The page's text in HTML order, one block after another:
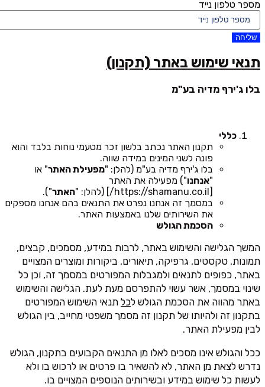
מספר טלפון נייד
שליחה
תנאי שימוש באתר (תקנון)
בלו ג'ירף מדיה בע"מ
כללי
תקנון האתר נכתב בלשון זכר מטעמי נוחות בלבד והוא
פונה לשני המינים במידה שווה.
בלו ג'ירף מדיה בע"מ (להלן: "מפעילת האתר" או
"אנחנו") מפעילה את האתר
האתר").
במסמך זה אנחנו נפרט את התנאים בהם אנחנו מספקים
את השירותים שלנו באמצעות האתר.
הסכמת הגולש
המשך הגלישה והשימוש באתר, לרבות במידע, מסמכים, קבצים,
תמונות, טקסטים, גרפיקה, תיאורים, ביקורות ומוצרים המצויים
באתר, כפופים לתנאים ולמגבלות המפורטים במסמך זה, וכן כל
שינוי במסמך, אשר עשוי להתפרסם מעת לעת. הגלישה והשימוש
באתר מהווה את הסכמת הגולש לכל תנאי השימוש המפורטים
בתקנון זה ולהיותו של תקנון זה מסמך משפטי מחייב, בין הגולש
לבין מפעילת האתר.
ככל והגולש אינו מסכים לאלו מן התנאים הקבועים בתקנון, הגולש
נדרש לצאת מן האתר, לא להשאיר בו פרטים או לרכוש בו ולא
לעשות כל שימוש במידע ובשירותים הנוספים המצויים בו.